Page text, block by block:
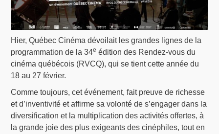
Hier, Québec Cinéma dévoilait les grandes lignes de la
programmation de la 34e édition des Rendez-vous du
cinéma québécois (RVCQ), qui se tient cette année du
18 au 27 février.
Comme toujours, cet événement, fait preuve de richesse
et d’inventivité et affirme sa volonté de s’engager dans la
diversification et la multiplication des activités offertes, à
la grande joie des plus exigeants des cinéphiles, tout en